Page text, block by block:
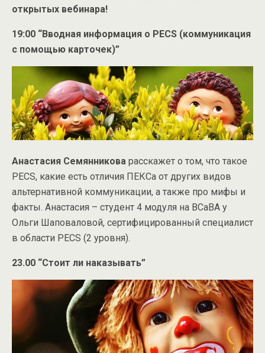
открытых вебинара!
19:00 “Вводная информация о PECS (коммуникация
с помощью карточек)”
Анастасия Семянникова расскажет о том, что такое
PECS, какие есть отличия ПЕКСа от других видов
альтернативной коммуникации, а также про мифы и
факты. Анастасия – студент 4 модуля на ВСаВА у
Ольги Шаповаловой, сертифицированный специалист
в области PECS (2 уровня).
23.00 “Стоит ли наказывать”